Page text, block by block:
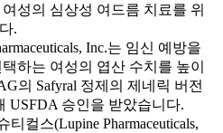
성의 심상성 여드름 치료를 위
.
Inc.는 임신 예방을
하는 여성의 엽산 수치를 높이
의 Safyral 정제의 제네릭 버전
USFDA 승인을 받았습니다.
티컬스(Lupine Pharmaceuticals,